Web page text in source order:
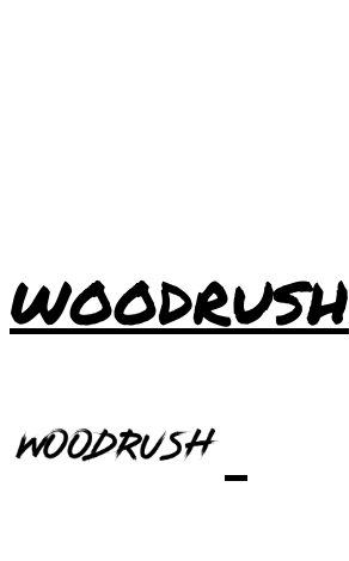
WOODRUSH